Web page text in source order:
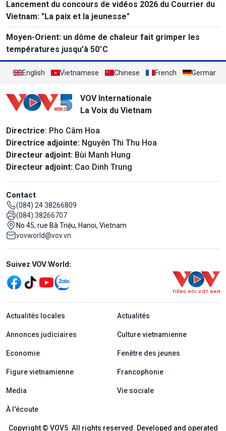
Lancement du concours de vidéos 2026 du Courrier du
Vietnam: "La paix et la jeunesse"
Moyen-Orient: un dôme de chaleur fait grimper les
températures jusqu'à 50°C
English Vietnamese Chinese French German
VOV Internationale
La Voix du Vietnam
Directrice: Pho Câm Hoa
Directrice adjointe: Nguyên Thi Thu Hoa
Directeur adjoint: Bùi Manh Hung
Directeur adjoint: Cao Dinh Trung
Contact
(084) 24 38266809
(084) 38266707
No 45, rue Bà Triệu, Hanoi, Vietnam
vovworld@vov.vn
Mạng xã hội
Suivez VOV World:
menu footer tiếng Pháp
Actualités locales Actualités
Annonces judiciaires Culture vietnamienne
Economie Fenêtre des jeunes
Figure vietnamienne Francophonie
Media Vie sociale
À l'écoute
Copyright © VOV5. All rights reserved. Developed and operated